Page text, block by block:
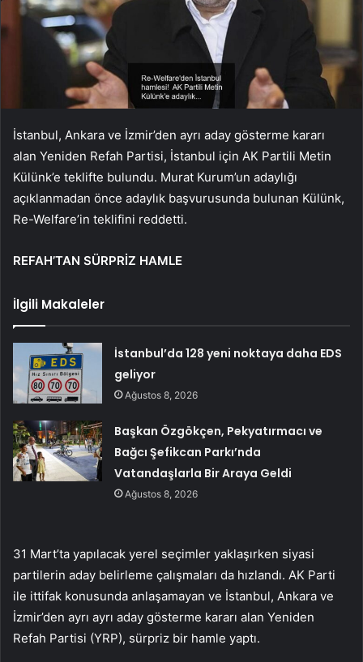
İstanbul, Ankara ve İzmir’den ayrı aday gösterme kararı
alan Yeniden Refah Partisi, İstanbul için AK Partili Metin
Külünk’e teklifte bulundu. Murat Kurum’un adaylığı
açıklanmadan önce adaylık başvurusunda bulunan Külünk,
Re-Welfare’in teklifini reddetti.
REFAH’TAN SÜRPRİZ HAMLE
İlgili Makaleler
İstanbul’da 128 yeni noktaya daha EDS
geliyor
Ağustos 8, 2026
Başkan Özgökçen, Pekyatırmacı ve
Bağcı Şefikcan Parkı’nda
Vatandaşlarla Bir Araya Geldi
Ağustos 8, 2026
31 Mart’ta yapılacak yerel seçimler yaklaşırken siyasi
partilerin aday belirleme çalışmaları da hızlandı. AK Parti
ile ittifak konusunda anlaşamayan ve İstanbul, Ankara ve
İzmir’den ayrı ayrı aday gösterme kararı alan Yeniden
Refah Partisi (YRP), sürpriz bir hamle yaptı.